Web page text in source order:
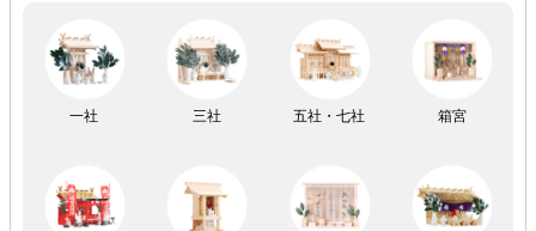
一社 三社 五社・七社 箱宮